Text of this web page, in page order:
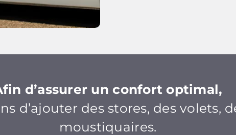
d’assurer un confort optimal,
d’ajouter des stores, des volets,
moustiquaires.